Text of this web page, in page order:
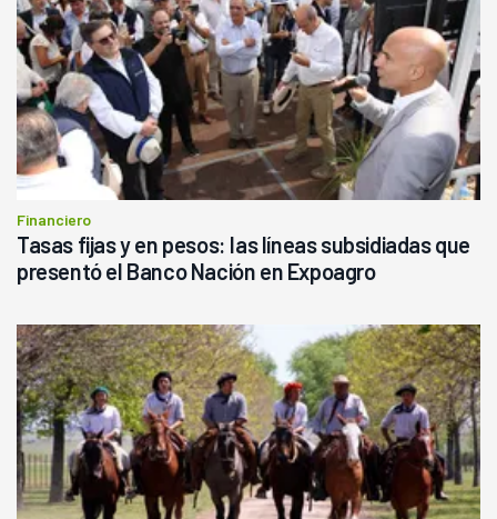
Financiero
Tasas fijas y en pesos: las líneas subsidiadas que
presentó el Banco Nación en Expoagro